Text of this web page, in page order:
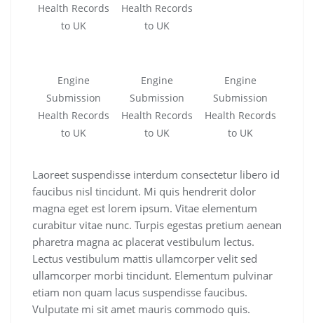
Health Records
to UK
Health Records
to UK
Engine
Submission
Health Records
to UK
Engine
Submission
Health Records
to UK
Engine
Submission
Health Records
to UK
Laoreet suspendisse interdum consectetur libero id
faucibus nisl tincidunt. Mi quis hendrerit dolor
magna eget est lorem ipsum. Vitae elementum
curabitur vitae nunc. Turpis egestas pretium aenean
pharetra magna ac placerat vestibulum lectus.
Lectus vestibulum mattis ullamcorper velit sed
ullamcorper morbi tincidunt. Elementum pulvinar
etiam non quam lacus suspendisse faucibus.
Vulputate mi sit amet mauris commodo quis.